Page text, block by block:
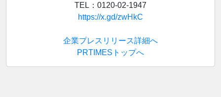
TEL：0120-02-1947
https://x.gd/zwHkC
企業プレスリリース詳細へ
PRTIMESトップへ